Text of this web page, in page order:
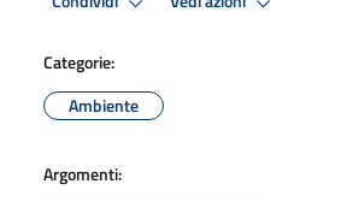
Categorie:
Ambiente
Argomenti: